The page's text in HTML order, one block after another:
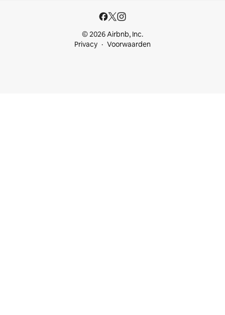
© 2026 Airbnb, Inc.
Privacy
Voorwaarden